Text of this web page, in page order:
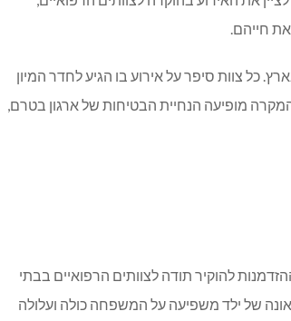
את חייהם.
כל צוות סיפר על אירוע בו הגיע לחדר המיון
מופיעה הנחיית הבטיחות של ארגון בטרם,
להוקיר תודה לצוותים הרפואיים בבתי
של ילד משפיעה על המשפחה כולה ועלולה